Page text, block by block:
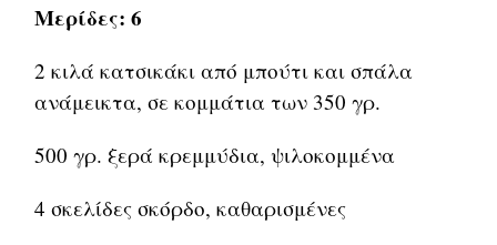
Μερίδες: 6
2 κιλά κατσικάκι από μπούτι και σπάλα
ανάμεικτα, σε κομμάτια των 350 γρ.
500 γρ. ξερά κρεμμύδια, ψιλοκομμένα
4 σκελίδες σκόρδο, καθαρισμένες